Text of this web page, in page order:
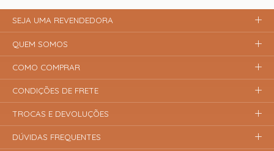
SEJA UMA REVENDEDORA
QUEM SOMOS
COMO COMPRAR
CONDIÇÕES DE FRETE
TROCAS E DEVOLUÇÕES
DÚVIDAS FREQUENTES